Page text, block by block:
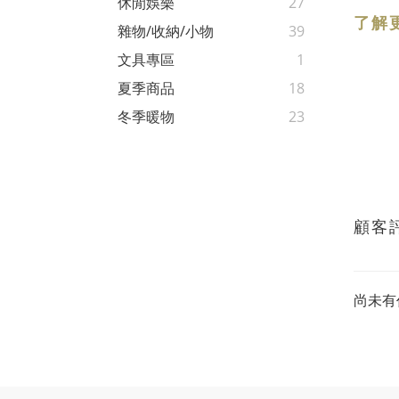
雜物/收納/小物
39
文具專區
1
夏季商品
18
冬季暖物
23
了解
顧客
尚未